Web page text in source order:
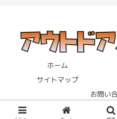
ホーム
サイトマップ
お問い
© 2023 アウト